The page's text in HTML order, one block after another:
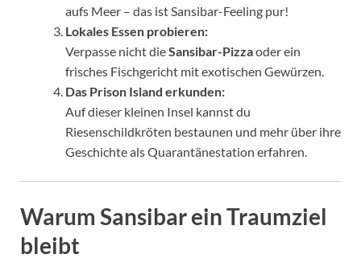
aufs Meer – das ist Sansibar-Feeling pur!
Lokales Essen probieren:
Verpasse nicht dieSansibar-Pizzaoder ein
frisches Fischgericht mit exotischen Gewürzen.
Das Prison Island erkunden:
Auf dieser kleinen Insel kannst du
Riesenschildkröten bestaunen und mehr über ihre
Geschichte als Quarantänestation erfahren.
Warum Sansibar ein Traumziel
bleibt